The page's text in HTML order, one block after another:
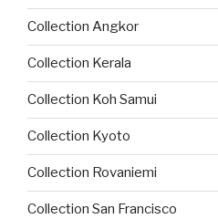
Collection Angkor
Collection Kerala
Collection Koh Samui
Collection Kyoto
Collection Rovaniemi
Collection San Francisco